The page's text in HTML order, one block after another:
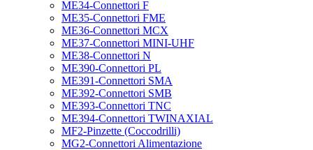
ME34-Connettori F
ME35-Connettori FME
ME36-Connettori MCX
ME37-Connettori MINI-UHF
ME38-Connettori N
ME390-Connettori PL
ME391-Connettori SMA
ME392-Connettori SMB
ME393-Connettori TNC
ME394-Connettori TWINAXIAL
MF2-Pinzette (Coccodrilli)
MG2-Connettori Alimentazione